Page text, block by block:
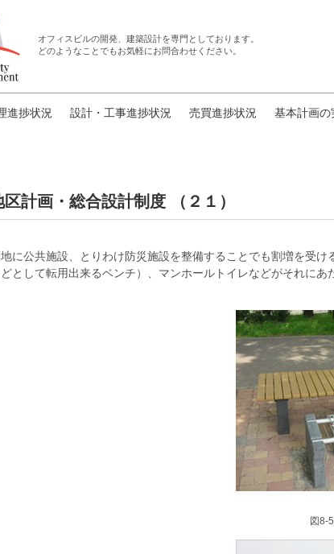
オフィスビルの開発、建築設計を専門としております。
どのようなことでもお気軽にお問合わせください。
進捗状況 設計・工事進捗状況 売買進捗状況 基本計画の
計画・総合設計制度 （２１）
地に公共施設、とりわけ防災施設を整備することでも割増を受
として転用出来るベンチ）、マンホールトイレなどがそれにあ
図8-